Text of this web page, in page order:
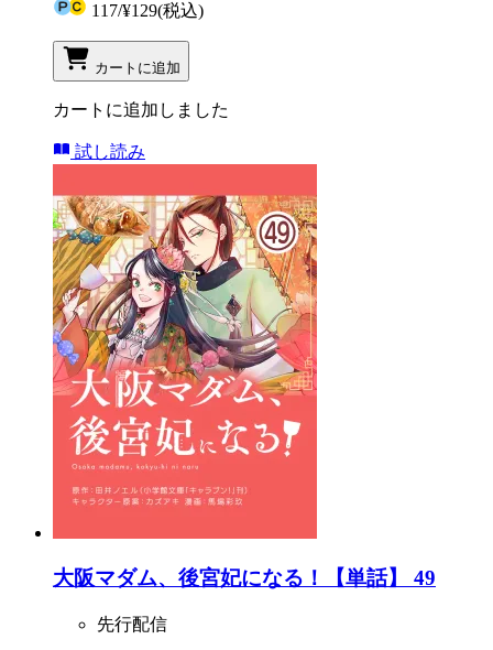
117/¥129(税込)
カートに追加
カートに追加しました
試し読み
大阪マダム、後宮妃になる！【単話】 49
先行配信